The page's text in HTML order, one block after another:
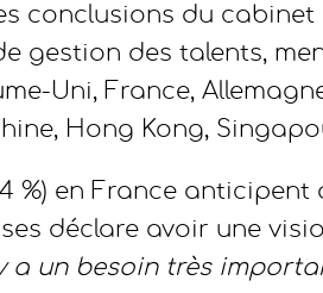
conclusions du
gestion des talents,
Uni, France,
Hong Kong,
%) en France anticipent
déclare avoir une
a un besoin très